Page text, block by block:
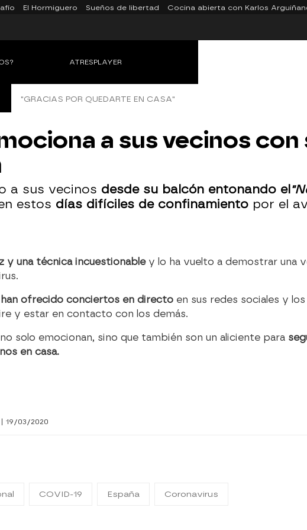
El Hormiguero Sueños de libertad Cocina abierta con Karlos
ATRESPLAYER
"GRACIAS POR QUEDARTE EN CASA"
a sus vecinos con
a sus vecinos desde su balcón entonando el
estos días difíciles de confinamiento por el
y una técnica incuestionabley lo ha vuelto a demostrar una
ofrecido conciertos en directo en sus redes sociales y
y estar en contacto con los demás.
solo emocionan, sino que también son un aliciente para
en casa.
19/03/2020
COVID-19 España Coronavirus